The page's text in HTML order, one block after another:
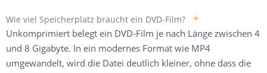
Wie viel Speicherplatz braucht ein DVD-Film? +
Unkomprimiert belegt ein DVD-Film je nach Länge zwischen 4
und 8 Gigabyte. In ein modernes Format wie MP4
umgewandelt, wird die Datei deutlich kleiner, ohne dass die